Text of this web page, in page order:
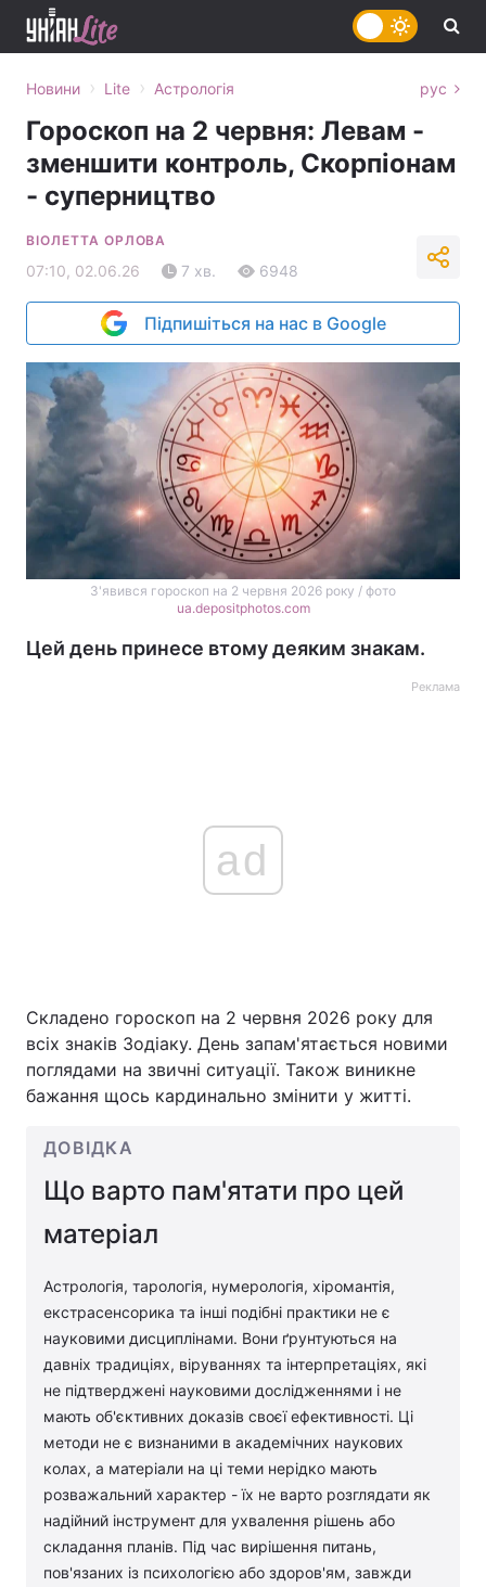
Головна Війна
Економіка
Спорт
Інциденти
Здоров'я Туризм
Цікавинки Погода
Екологія Регіони
Лонгріди
Відео з Youtube Статті
Новини › Lite › Астрологія рус
Гороскоп на 2 червня: Левам -
зменшити контроль, Скорпіонам
- суперництво
ВІОЛЕТТА ОРЛОВА
07:10, 02.06.26 7 хв. 6948
Підпишіться на нас в Google
З'явився гороскоп на 2 червня 2026 року / фото
ua.depositphotos.com
Цей день принесе втому деяким знакам.
Реклама
ad
Складено гороскоп на 2 червня 2026 року для
всіх знаків Зодіаку. День запам'ятається новими
поглядами на звичні ситуації. Також виникне
бажання щось кардинально змінити у житті.
ДОВІДКА
Що варто пам'ятати про цей
матеріал
Астрологія, тарологія, нумерологія, хіромантія,
екстрасенсорика та інші подібні практики не є
науковими дисциплінами. Вони ґрунтуються на
давніх традиціях, віруваннях та інтерпретаціях, які
не підтверджені науковими дослідженнями і не
мають об'єктивних доказів своєї ефективності. Ці
методи не є визнаними в академічних наукових
колах, а матеріали на ці теми нерідко мають
розважальний характер - їх не варто розглядати як
надійний інструмент для ухвалення рішень або
складання планів. Під час вирішення питань,
пов'язаних із психологією або здоров'ям, завжди